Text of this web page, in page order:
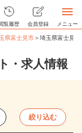
覧履歴 会員登録 メニュー
県富士見市＞埼玉県富士見
・求人情報
絞り込む